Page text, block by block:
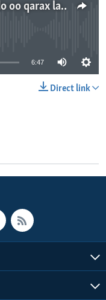
Taliyihiin NISA ee gobolka Gedo oo qarax lagu dilay
6:47
Direct link